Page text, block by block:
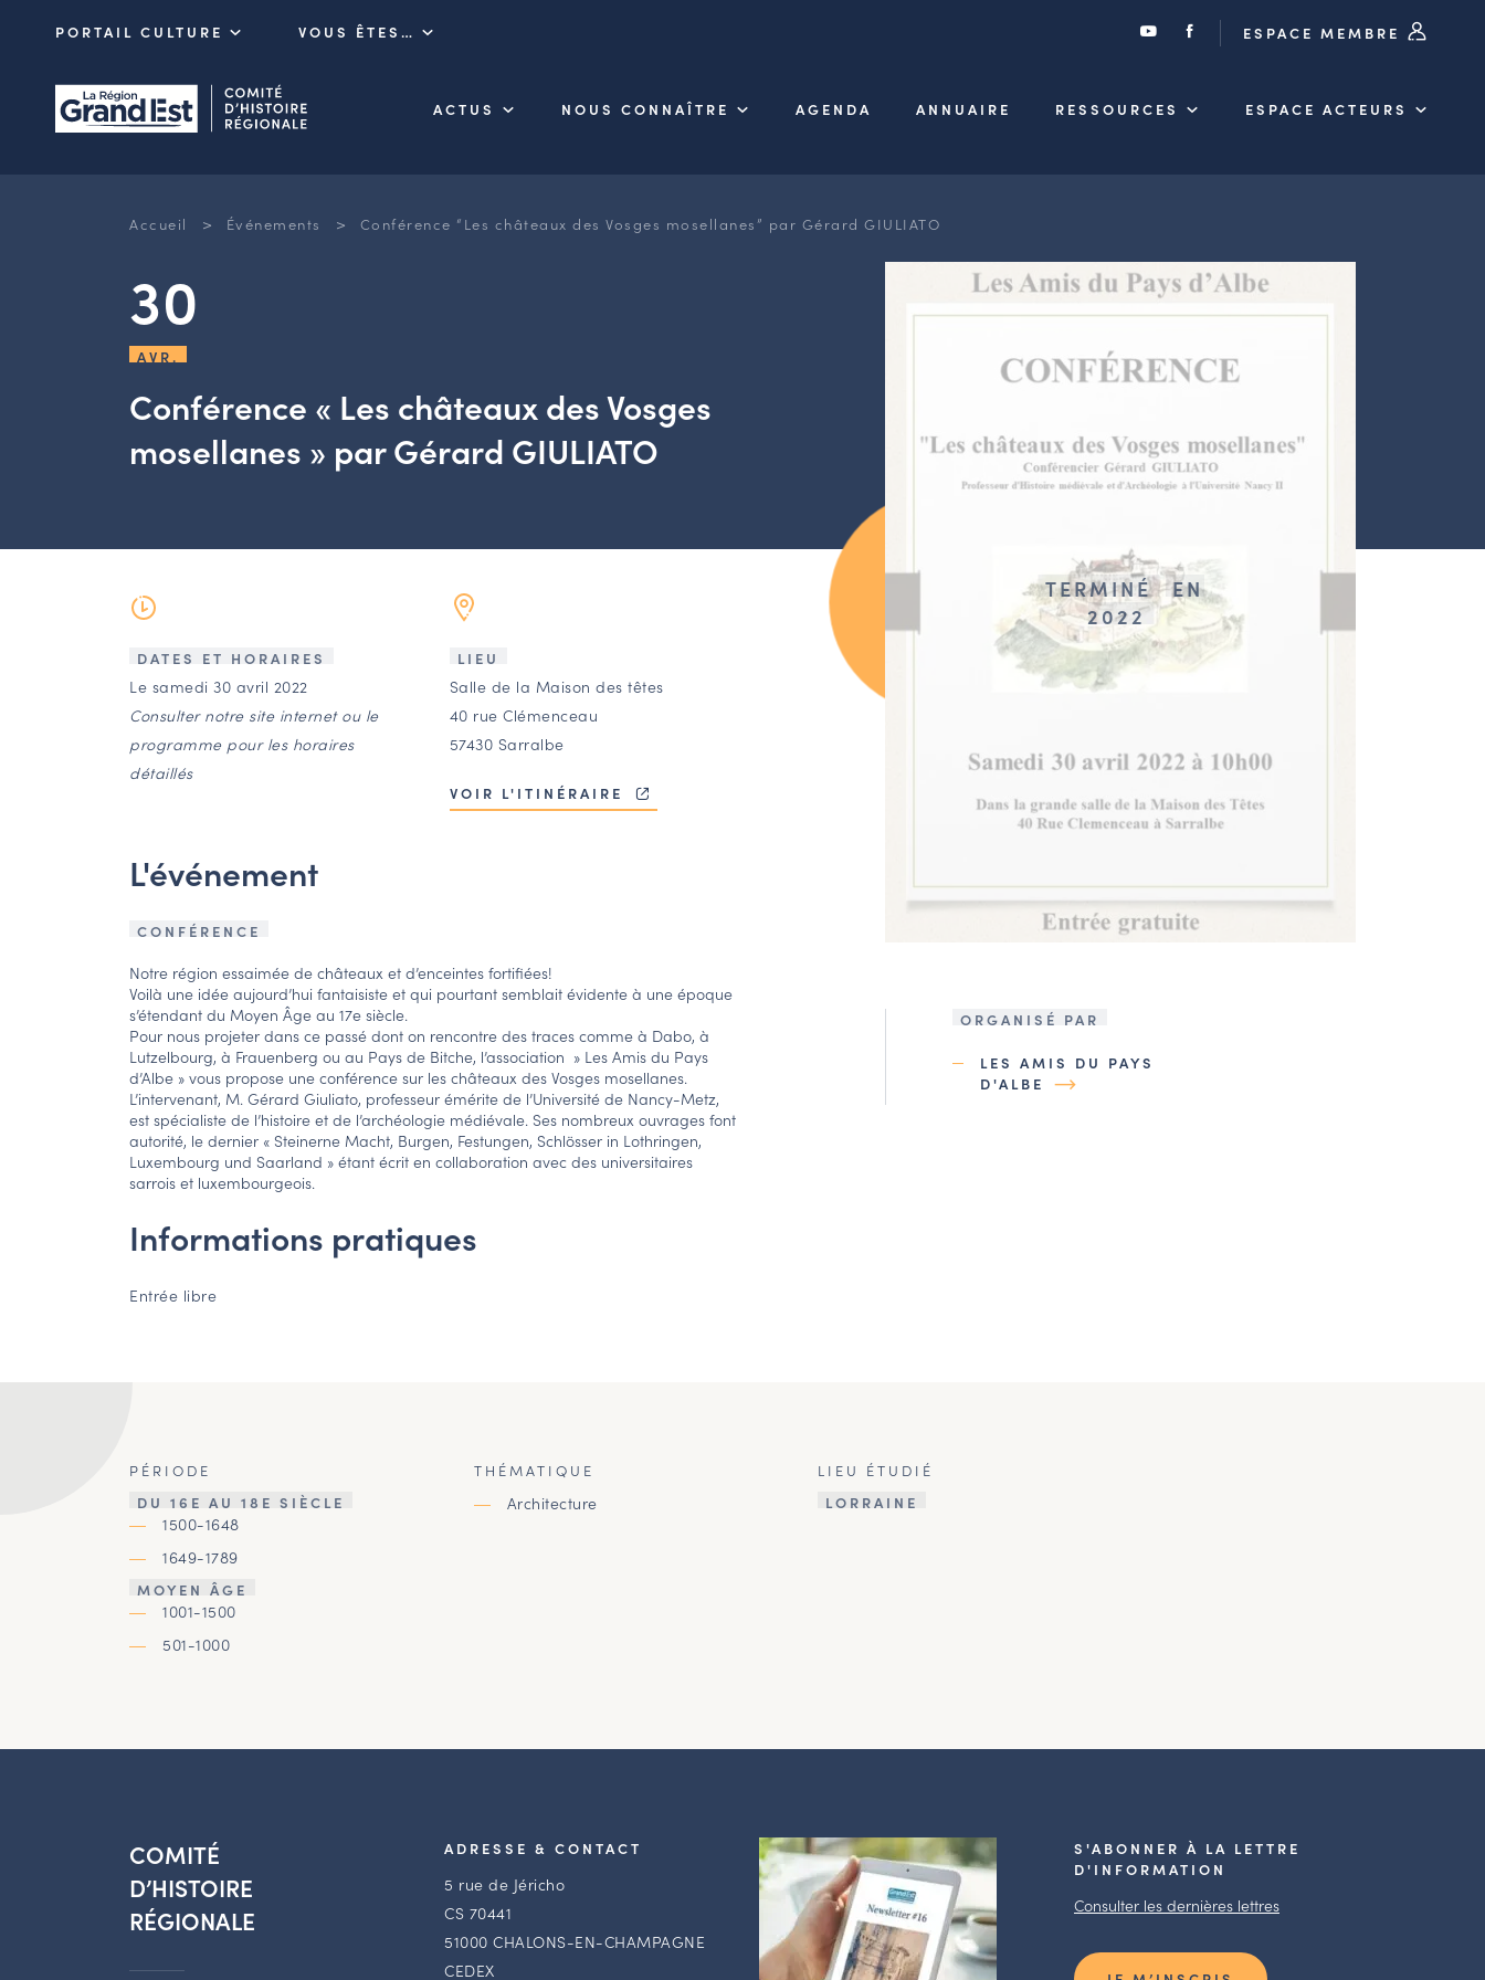
PORTAIL CULTURE VOUS ÊTES… ESPACE MEMBRE
ACTUS NOUS CONNAÎTRE AGENDA ANNUAIRE RESSOURCES ESPACE ACTEURS
Accueil > Événements > Conférence “Les châteaux des Vosges mosellanes” par Gérard GIULIATO
30
AVR.
Conférence « Les châteaux des Vosges
mosellanes » par Gérard GIULIATO
DATES ET HORAIRES
Le samedi 30 avril 2022
Consulter notre site internet ou le
programme pour les horaires
détaillés
LIEU
Salle de la Maison des têtes
40 rue Clémenceau
57430 Sarralbe
VOIR L'ITINÉRAIRE
L'événement
CONFÉRENCE
Notre région essaimée de châteaux et d’enceintes fortifiées!
Voilà une idée aujourd’hui fantaisiste et qui pourtant semblait évidente à une époque
s’étendant du Moyen Âge au 17e siècle.
Pour nous projeter dans ce passé dont on rencontre des traces comme à Dabo, à
Lutzelbourg, à Frauenberg ou au Pays de Bitche, l’association » Les Amis du Pays
d’Albe » vous propose une conférence sur les châteaux des Vosges mosellanes.
L’intervenant, M. Gérard Giuliato, professeur émérite de l’Université de Nancy-Metz,
est spécialiste de l’histoire et de l’archéologie médiévale. Ses nombreux ouvrages font
autorité, le dernier « Steinerne Macht, Burgen, Festungen, Schlösser in Lothringen,
Luxembourg und Saarland » étant écrit en collaboration avec des universitaires
sarrois et luxembourgeois.
Informations pratiques
Entrée libre
TERMINÉ
EN
2022
ORGANISÉ PAR
LES AMIS DU PAYS
D'ALBE
PÉRIODE
DU 16E AU 18E SIÈCLE
1500-1648
1649-1789
MOYEN ÂGE
1001-1500
501-1000
THÉMATIQUE
Architecture
LIEU ÉTUDIÉ
LORRAINE
COMITÉ
D’HISTOIRE
RÉGIONALE
ADRESSE & CONTACT
5 rue de Jéricho
CS 70441
51000 CHALONS-EN-CHAMPAGNE
CEDEX
S'ABONNER À LA LETTRE
D'INFORMATION
Consulter les dernières lettres